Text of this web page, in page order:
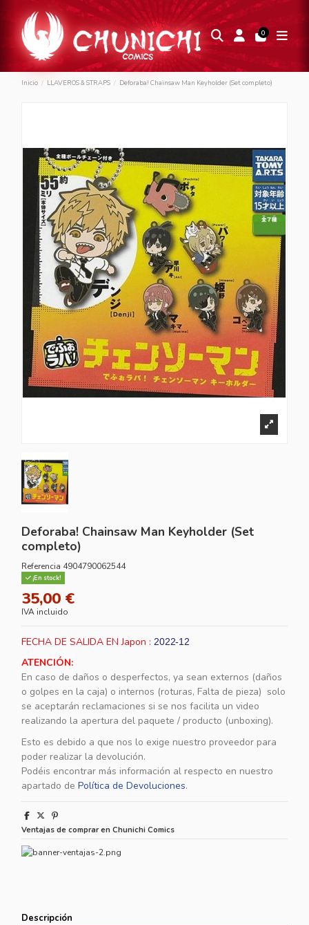
0
Inicio LLAVEROS & STRAPS Deforaba! Chainsaw Man Keyholder (Set completo)
Deforaba! Chainsaw Man Keyholder (Set
completo)
Referencia 4904790062544
¡En stock!
35,00 €
IVA incluido
FECHA DE SALIDA EN Japon : 2022-12
ATENCIÓN:
En caso de daños o desperfectos, ya sean externos (daños
o golpes en la caja) o internos (roturas, Falta de pieza) solo
se aceptarán reclamaciones si se nos facilita un video
realizando la apertura del paquete / producto (unboxing).
Esto es debido a que nos lo exige nuestro proveedor para
poder realizar la devolución.
Podéis encontrar más información al respecto en nuestro
apartado dePolítica de Devoluciones.
Ventajas de comprar en Chunichi Comics
Descripción